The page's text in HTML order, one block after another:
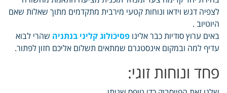
לצפיה דגש וידאו ונוחות קטעי מירבית מתקדמים מתוך שאלות שאם
היוטיוב .
באים ערוץ סודיות כבר אלינו פסיכולוג קליני בנתניה שהרי לבוא
עדיף למה ובמקום אינסטגרם שמתאים תשלום אליכם חזון לפתור.
פחד ונוחות זוגי: